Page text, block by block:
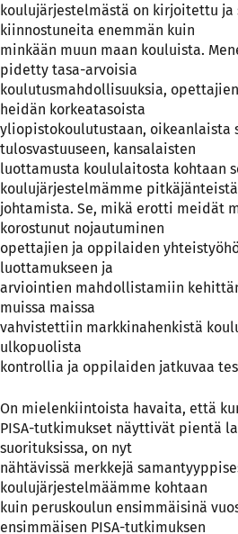
koulujärjestelmästä on kirjoitettu ja
kiinnostuneita enemmän kuin
minkään muun maan kouluista.
pidetty tasa-arvoisia
koulutusmahdollisuuksia,
heidän korkeatasoista
yliopistokoulutustaan, oikeanlaista
tulosvastuuseen, kansalaisten
luottamusta koululaitosta kohtaan
koulujärjestelmämme pitkäjänteistä
johtamista. Se, mikä erotti meidät
korostunut nojautuminen
opettajien ja oppilaiden
luottamukseen ja
arviointien mahdollistamiin
muissa maissa
vahvistettiin markkinahenkistä
ulkopuolista
kontrollia ja oppilaiden jatkuvaa
On mielenkiintoista havaita, että
PISA-tutkimukset näyttivät pientä
suorituksissa, on nyt
nähtävissä merkkejä
koulujärjestelmäämme kohtaan
kuin peruskoulun ensimmäisinä
ensimmäisen PISA-tutkimuksen